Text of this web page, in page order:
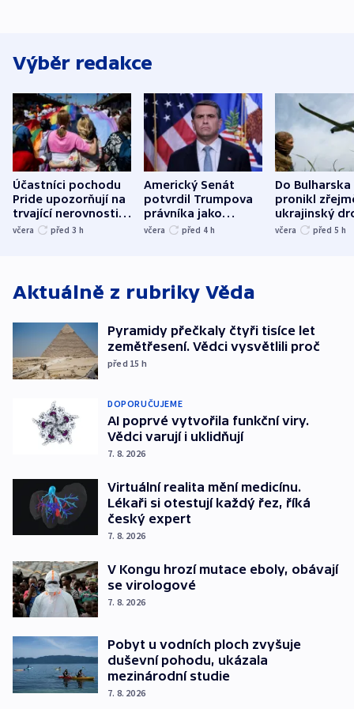
Výběr redakce
Účastníci pochodu
Pride upozorňují na
trvající nerovnosti i
společenskou
včera před 3 h
Americký Senát
potvrdil Trumpova
právníka jako
ministra
včera před 4 h
Do Bulharska
pronikl
ukrajinský
explodoval
včera před 5 h
Aktuálně z rubriky Věda
Pyramidy přečkaly čtyři tisíce let
zemětřesení. Vědci vysvětlili proč
před 15 h
DOPORUČUJEME
AI poprvé vytvořila funkční viry.
Vědci varují i uklidňují
7. 8. 2026
Virtuální realita mění medicínu.
Lékaři si otestují každý řez, říká
český expert
7. 8. 2026
V Kongu hrozí mutace eboly, obávají
se virologové
7. 8. 2026
Pobyt u vodních ploch zvyšuje
duševní pohodu, ukázala
mezinárodní studie
7. 8. 2026